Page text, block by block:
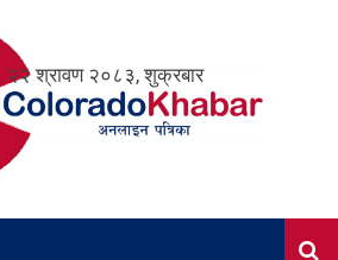
२२ श्रावण २०८३, शुक्रबार